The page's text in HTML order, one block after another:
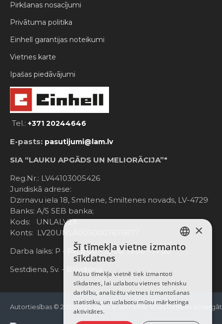
Pirkšanas nosacījumi
Privātuma politika
Einhell garantijas noteikumi
Vietnes karte
Ipašas piedāvājumi
Tel.: +371 20244646
E-pasts: pasutijumi@lam.lv
SIA “LAUKU APGĀDS UN MELIORĀCIJA”"
Reg.Nr.: LV44103005426
Juridiskā adrese:
Dzirnavu iela 18, Smiltene, Smiltenes novads, LV-4729
Banks: A/S SEB banka;
Kods: UNLALV2X
Konts: LV20UNLA0050007676877
Darba laiks: P - Pk. 8:00 - 12:00; 13:00 - 17:00
Sestdiena, Sv. - Brīvdiena
Autortiesības © 2021-2025, www.e-einhell.lv, Visas tiesības
LATVIAN
ENGLISH
×
Šī tīmekļa vietne izmanto
sīkdatnes
Mūsu tīmekļa vietnē tiek izmantoti
sīkdatnes, lai uzlabotu vietnes tehnisku
darbību, analizētu vietnes izmantošanas
statistiku, un uzlabotu mūsu mārketinga
aktivitātes.